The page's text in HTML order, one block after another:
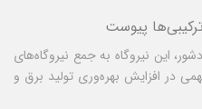
پیوست
این نیروگاه به جمع نیروگاه‌های
در افزایش بهره‌وری تولید برق و